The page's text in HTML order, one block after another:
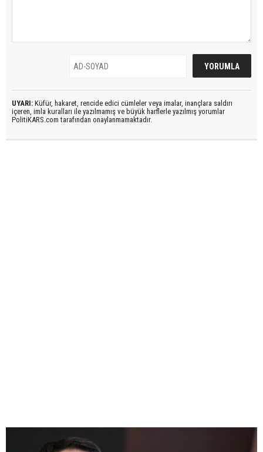
UYARI: Küfür, hakaret, rencide edici cümleler veya imalar, inançlara saldırı
içeren, imla kuralları ile yazılmamış ve büyük harflerle yazılmış yorumlar
PolitiKARS.com tarafından onaylanmamaktadır.